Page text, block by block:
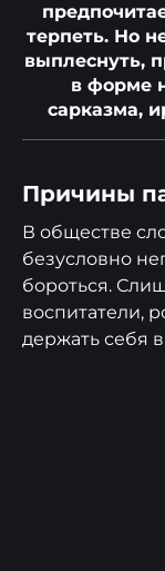
терпеть. Но
выплеснуть,
в форме
сарказма,
Причины
В обществе
безусловно
бороться.
воспитатели,
держать себя